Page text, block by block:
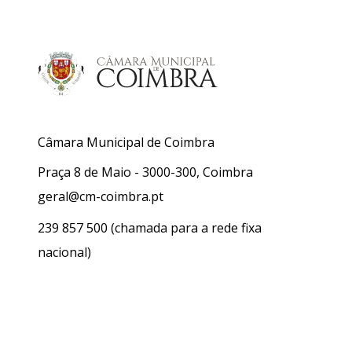
Câmara Municipal de Coimbra
Praça 8 de Maio - 3000-300, Coimbra
geral@cm-coimbra.pt
239 857 500 (chamada para a rede fixa
nacional)